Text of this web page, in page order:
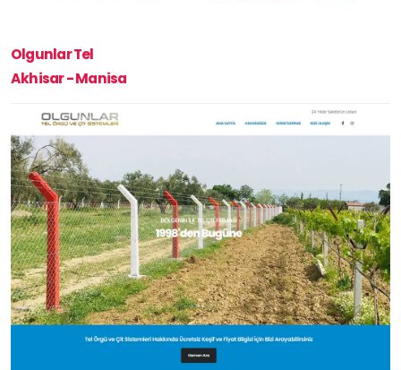
Olgunlar Tel
Akhisar - Manisa